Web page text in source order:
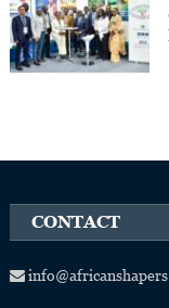
CONTACT